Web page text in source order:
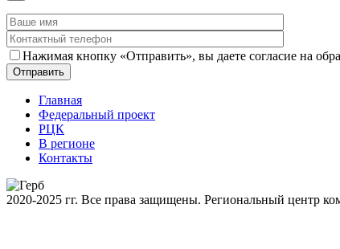
Нажимая кнопку «Отправить», вы даете согласие на
Главная
Федеральный проект
РЦК
В регионе
Контакты
2020-2025 гг. Все права защищены. Региональный центр